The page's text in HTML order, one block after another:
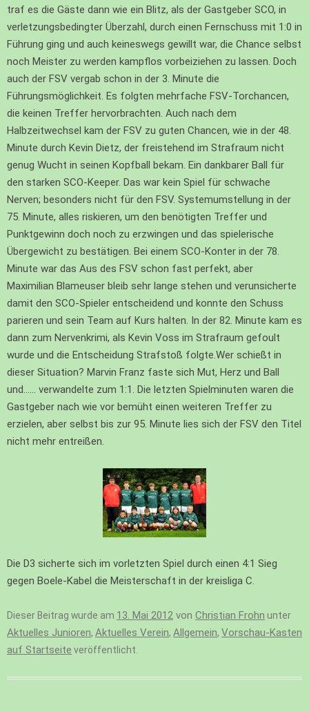
traf es die Gäste dann wie ein Blitz, als der Gastgeber SCO, in
verletzungsbedingter Überzahl, durch einen Fernschuss mit 1:0 in
Führung ging und auch keineswegs gewillt war, die Chance selbst
noch Meister zu werden kampflos vorbeiziehen zu lassen. Doch
auch der FSV vergab schon in der 3. Minute die
Führungsmöglichkeit. Es folgten mehrfache FSV-Torchancen,
die keinen Treffer hervorbrachten. Auch nach dem
Halbzeitwechsel kam der FSV zu guten Chancen, wie in der 48.
Minute durch Kevin Dietz, der freistehend im Strafraum nicht
genug Wucht in seinen Kopfball bekam. Ein dankbarer Ball für
den starken SCO-Keeper. Das war kein Spiel für schwache
Nerven; besonders nicht für den FSV. Systemumstellung in der
75. Minute, alles riskieren, um den benötigten Treffer und
Punktgewinn doch noch zu erzwingen und das spielerische
Übergewicht zu bestätigen. Bei einem SCO-Konter in der 78.
Minute war das Aus des FSV schon fast perfekt, aber
Maximilian Blameuser bleib sehr lange stehen und verunsicherte
damit den SCO-Spieler entscheidend und konnte den Schuss
parieren und sein Team auf Kurs halten. In der 82. Minute kam es
dann zum Nervenkrimi, als Kevin Voss im Strafraum gefoult
wurde und die Entscheidung Strafstoß folgte.Wer schießt in
dieser Situation? Marvin Franz faste sich Mut, Herz und Ball
und…… verwandelte zum 1:1. Die letzten Spielminuten waren die
Gastgeber nach wie vor bemüht einen weiteren Treffer zu
erzielen, aber selbst bis zur 95. Minute lies sich der FSV den Titel
nicht mehr entreißen.
Die D3 sicherte sich im vorletzten Spiel durch einen 4:1 Sieg
gegen Boele-Kabel die Meisterschaft in der kreisliga C.
Dieser Beitrag wurde am 13. Mai 2012 von Christian Frohn unter
Aktuelles Junioren, Aktuelles Verein, Allgemein, Vorschau-Kasten
auf Startseite veröffentlicht.